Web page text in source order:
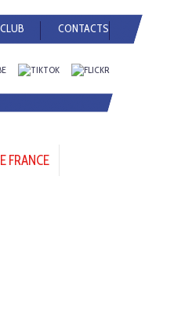
CONTACTS
FRANCE